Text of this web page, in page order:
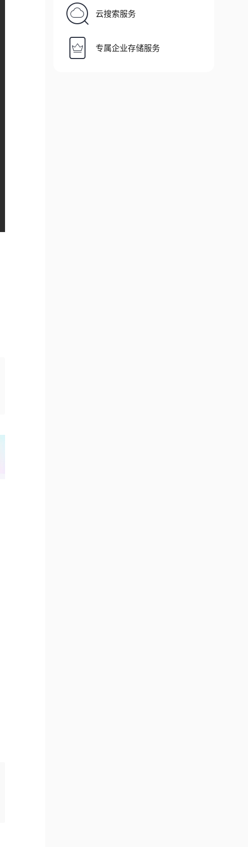
云搜索服务
专属企业存储服务